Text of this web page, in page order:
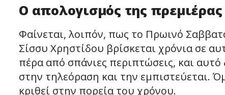
Ο απολογισμός της πρεμιέρας
Φαίνεται, λοιπόν, πως το Πρωινό
Σίσσυ Χρηστίδου βρίσκεται χρόνια σε
πέρα από σπάνιες περιπτώσεις, και
στην τηλεόραση και την εμπιστεύεται.
κριθεί στην πορεία του χρόνου.